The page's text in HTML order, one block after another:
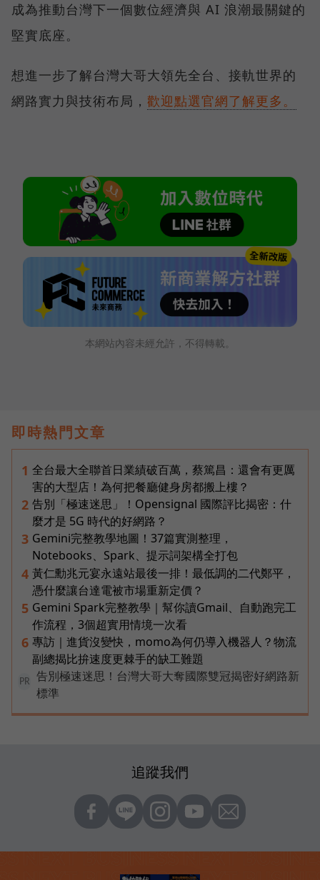
成為推動台灣下一個數位經濟與 AI 浪潮最關鍵的
堅實底座。
想進一步了解台灣大哥大領先全台、接軌世界的
網路實力與技術布局， 歡迎點選官網了解更多。
本網站內容未經允許，不得轉載。
即時熱門文章
1 全台最大全聯首日業績破百萬，蔡篤昌：還會有更厲
害的大型店！為何把餐廳健身房都搬上樓？
2 告別「極速迷思」！Opensignal 國際評比揭密：什
麼才是 5G 時代的好網路？
3 Gemini完整教學地圖！37篇實測整理，
Notebooks、Spark、提示詞架構全打包
4 黃仁勳兆元宴永遠站最後一排！最低調的二代鄭平，
憑什麼讓台達電被市場重新定價？
5 Gemini Spark完整教學｜幫你讀Gmail、自動跑完工
作流程，3個超實用情境一次看
6 專訪｜進貨沒變快，momo為何仍導入機器人？物流
副總揭比拚速度更棘手的缺工難題
PR
告別極速迷思！台灣大哥大奪國際雙冠揭密好網路新
標準
追蹤我們